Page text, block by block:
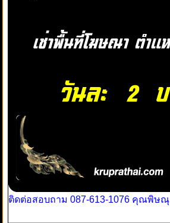
ติดต่อสอบถาม 087-613-1076 คุณพิษณุ